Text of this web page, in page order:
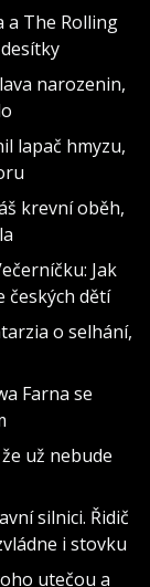
a The Rolling
narozenin,
lapač hmyzu,
krevní oběh,
Jak
českých dětí
o selhání,
Farna se
už nebude
silnici. Řidič
i stovku
utečou a